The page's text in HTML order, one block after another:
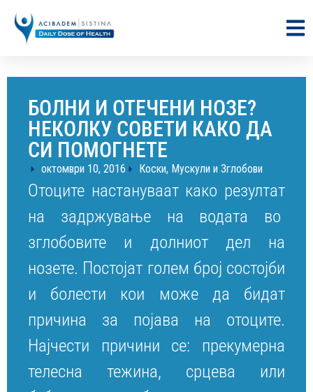
БОЛНИ И ОТЕЧЕНИ НОЗЕ?
НЕКОЛКУ СОВЕТИ КАКО ДА
СИ ПОМОГНЕТЕ
октомври 10, 2016 Коски, Мускули и Зглобови
Отоците настануваат како резултат
на задржување на водата во
зглобовите и долниот дел на
нозете. Постојат голем број состојби
и болести кои може да бидат
причина за појава на отоците.
Најчести причини се: прекумерна
телесна тежина, срцева или